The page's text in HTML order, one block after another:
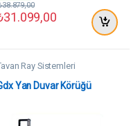
31.099,00
38.879,00
Ray Sistemleri
Yan Duvar Körüğü